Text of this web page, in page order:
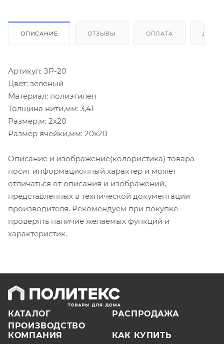
ОПИСАНИЕ ОТЗЫВЫ ОПЛАТА
Артикул: ЗР-20
Цвет: зеленый
Материал: полиэтилен
Толщина нити,мм: 3,41
Размер,м: 2х20
Размер ячейки,мм: 20х20
Описание и изображение(колористика) товара
носит информационный характер и может
отличаться от описания и изображений,
представленных в технической документации
производителя. Рекомендуем при покупке
проверять наличие желаемых функций и
характеристик.
КАТАЛОГ
РАСПРОДАЖА
ПРОИЗВОДСТВО
КОМПАНИЯ
КАК КУПИТЬ